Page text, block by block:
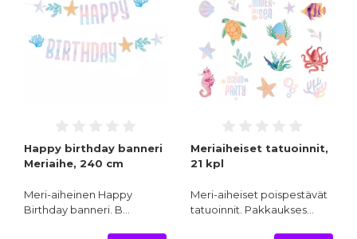
Happy birthday banneri
Meriaihe, 240 cm
Meri-aiheinen Happy
Birthday banneri. B…
Meriaiheiset tatuoinnit,
21 kpl
Meri-aiheiset poispestävät
tatuoinnit. Pakkaukses…